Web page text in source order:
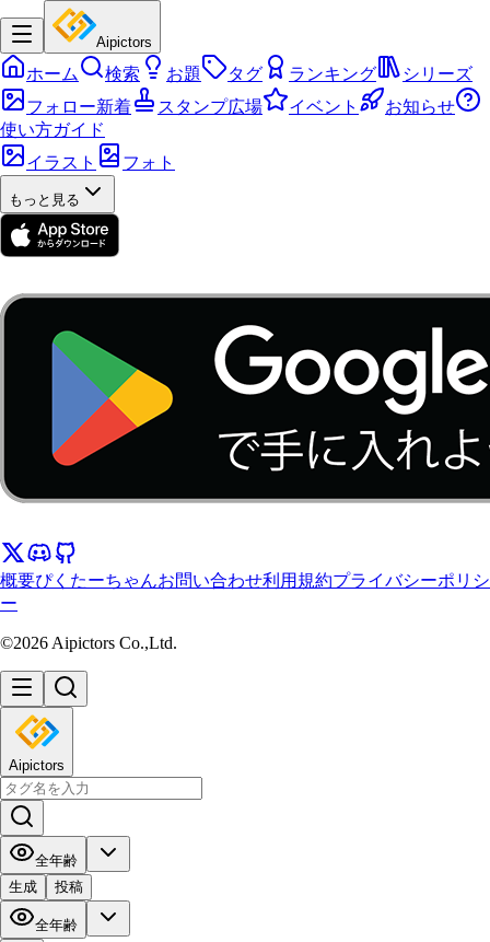
Aipictors
ホーム 検索 お題 タグ ランキング
シリーズ
フォロー新着
スタンプ広場 イベント
お知らせ
使い方ガイド
イラスト
フォト
もっと見る
概要ぴくたーちゃんお問い合わせ利用規約プライバシーポリシ
ー
©2026 Aipictors Co.,Ltd.
Aipictors
全年齢
生成
投稿
全年齢